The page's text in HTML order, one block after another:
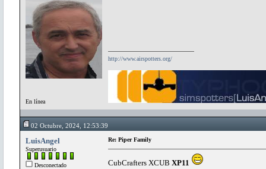
En línea
http://www.airspotters.org/
02 Octubre, 2024, 12:53:39
LuisAngel
Superusuario
Desconectado
Re: Piper Family
CubCrafters XCUB XP11